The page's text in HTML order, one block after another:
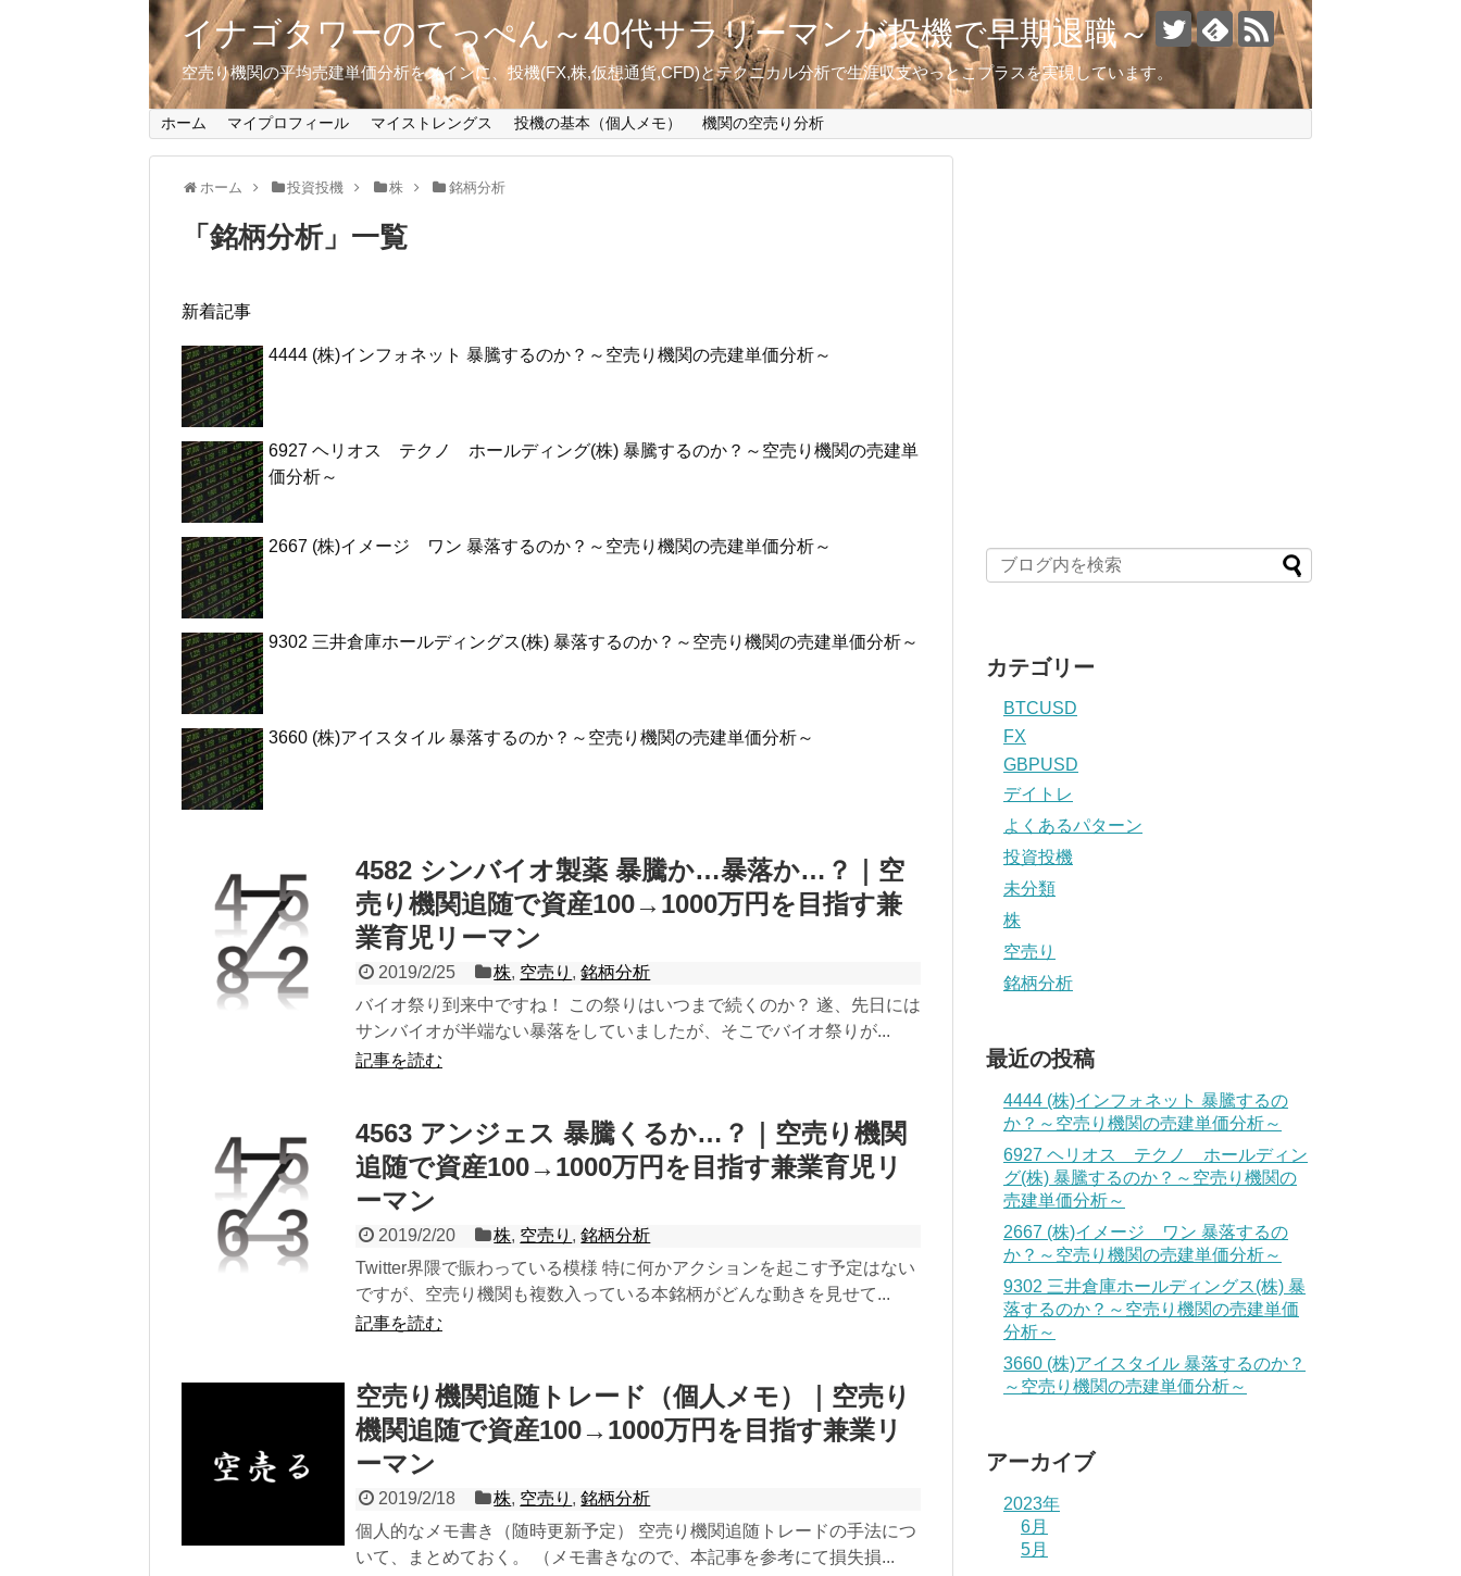
イナゴタワーのてっぺん～40代サラリーマンが投機で早期退職～
空売り機関の平均売建単価分析をメインに、投機(FX,株,仮想通貨,CFD)とテクニカル分析で生涯収支やっとこプラスを実現しています。
ホーム マイプロフィール マイストレングス 投機の基本（個人メモ） 機関の空売り分析
ホーム 投資投機 株 銘柄分析
「 銘柄分析」 一覧
新着記事
4444 (株)インフォネット 暴騰するのか？～空売り機関の売建単価分析～
6927 ヘリオス テクノ ホールディング(株) 暴騰するのか？～空売り機関の売建単
価分析～
2667 (株)イメージ ワン 暴落するのか？～空売り機関の売建単価分析～
9302 三井倉庫ホールディングス(株) 暴落するのか？～空売り機関の売建単価分析～
3660 (株)アイスタイル 暴落するのか？～空売り機関の売建単価分析～
4582 シンバイオ製薬 暴騰か…暴落か…？｜空
売り機関追随で資産100→1000万円を目指す兼
業育児リーマン
2019/2/25 株, 空売り ,銘柄分析
バイオ祭り到来中ですね！ この祭りはいつまで続くのか？ 遂、先日には
サンバイオが半端ない暴落をしていましたが、そこでバイオ祭りが...
記事を読む
4563 アンジェス 暴騰くるか…？｜空売り機関
追随で資産100→1000万円を目指す兼業育児リ
ーマン
2019/2/20 株, 空売り ,銘柄分析
Twitter界隈で賑わっている模様 特に何かアクションを起こす予定はない
ですが、空売り機関も複数入っている本銘柄がどんな動きを見せて...
記事を読む
空売り機関追随トレード（個人メモ）｜空売り
機関追随で資産100→1000万円を目指す兼業リ
ーマン
2019/2/18 株, 空売り ,銘柄分析
個人的なメモ書き（随時更新予定） 空売り機関追随トレードの手法につ
いて、まとめておく。 （メモ書きなので、本記事を参考にて損失損...
カテゴリー
BTCUSD
FX
GBPUSD
デイトレ
よくあるパターン
投資投機
未分類
株
空売り
銘柄分析
最近の投稿
4444 (株)インフォネット 暴騰するの
か？～空売り機関の売建単価分析～
6927 ヘリオス テクノ ホールディン
グ(株) 暴騰するのか？～空売り機関の
売建単価分析～
2667 (株)イメージ ワン 暴落するの
か？～空売り機関の売建単価分析～
9302 三井倉庫ホールディングス(株) 暴
落するのか？～空売り機関の売建単価
分析～
3660 (株)アイスタイル 暴落するのか？
～空売り機関の売建単価分析～
アーカイブ
2023年
6月
5月